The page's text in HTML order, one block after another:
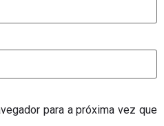
para a próxima vez que